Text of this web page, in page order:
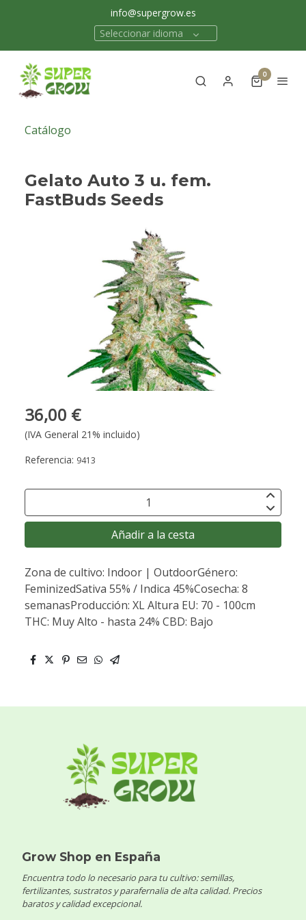
info@supergrow.es
Seleccionar idioma
0
Catálogo
Gelato Auto 3 u. fem.
FastBuds Seeds
36,00 €
(IVA General 21% incluido)
Referencia: 9413
Añadir a la cesta
Zona de cultivo: Indoor | OutdoorGénero:
FeminizedSativa 55% / Indica 45%Cosecha: 8
semanasProducción: XL Altura EU: 70 - 100cm
THC: Muy Alto - hasta 24% CBD: Bajo
Grow Shop en España
Encuentra todo lo necesario para tu cultivo: semillas,
fertilizantes, sustratos y parafernalia de alta calidad. Precios
baratos y calidad excepcional.